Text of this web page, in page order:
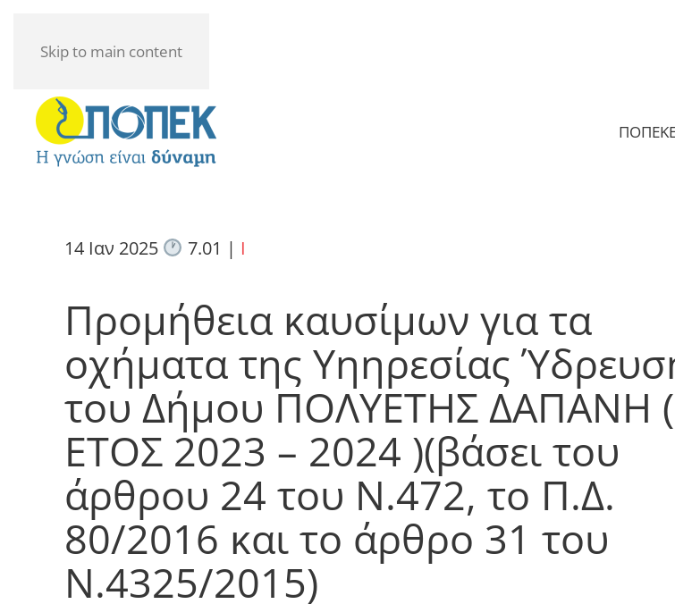
Skip to main content
ΠΟΠΕΚ
14 Ιαν 2025 7.01 | I
Προμήθεια καυσίμων για τα
οχήματα της Υηηρεσίας
του Δήμου ΠΟΛΥΕΤΗΣ ΔΑΠΑΝΗ (
ΕΤΟΣ 2023 – 2024 )(βάσει του
άρθρου 24 του Ν.472, το Π.Δ.
80/2016 και το άρθρο 31 του
Ν.4325/2015)